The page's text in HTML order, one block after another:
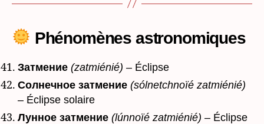
Phénomènes astronomiques
Затмение (zatmiénié) – Éclipse
Солнечное затмение (sólnetchnoïé zatmiénié)
– Éclipse solaire
Лунное затмение (lúnnoïé zatmiénié) – Éclipse